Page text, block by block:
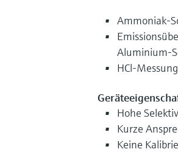
Ammoniak-
Aluminium-
HCl-
Hohe
Kurze
Keine